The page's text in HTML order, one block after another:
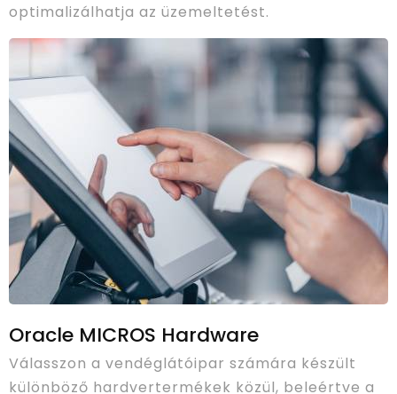
optimalizálhatja az üzemeltetést.
Oracle MICROS Hardware
Válasszon a vendéglátóipar számára készült
különböző hardvertermékek közül, beleértve a